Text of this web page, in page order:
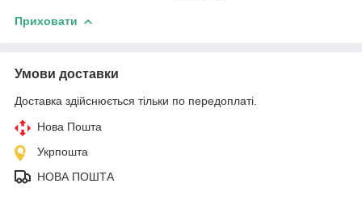
Приховати
Умови доставки
Доставка здійснюється тільки по передоплаті.
Нова Пошта
Укрпошта
НОВА ПОШТА